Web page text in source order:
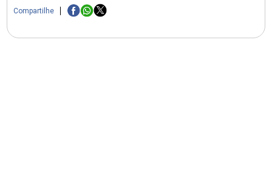
Compartilhe